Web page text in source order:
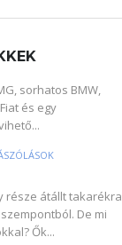
sorhatos BMW,
és egy
része átállt takarékra
De mi
Ők...